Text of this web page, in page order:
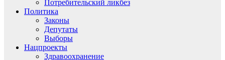
Потребительский ликбез
Политика
Законы
Депутаты
Выборы
Нацпроекты
Здравоохранение